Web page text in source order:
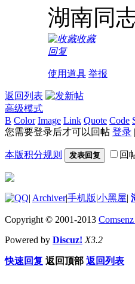
湖南同
收藏
回复
使用道具 举报
返回列表
高级模式
B Color Image Link Quote Code
您需要登录后才可以回帖 登录 |
本版积分规则 发表回复 回
| Archiver|手机版|小黑屋|
Copyright © 2001-2013
Powered by Discuz! X3.2
快速回复 返回顶部 返回列表